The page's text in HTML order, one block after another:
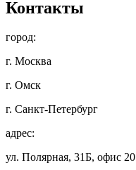
Контакты
город:
г. Москва
г. Омск
г. Санкт-Петербург
адрес:
ул. Полярная, 31Б, офис 20